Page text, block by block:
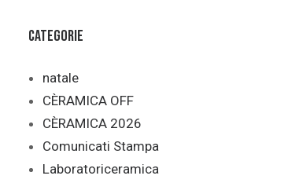
Categorie
natale
CÈRAMICA OFF
CÈRAMICA 2026
Comunicati Stampa
Laboratoriceramica